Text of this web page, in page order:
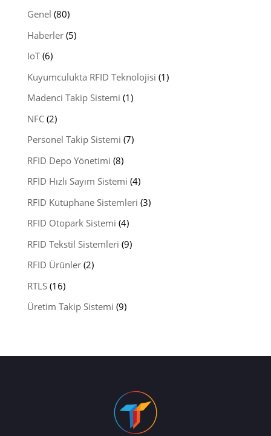
Genel (80)
Haberler(5)
IoT(6)
Kuyumculukta RFID Teknolojisi (1)
Madenci Takip Sistemi (1)
NFC(2)
Personel Takip Sistemi (7)
RFID Depo Yönetimi (8)
RFID Hızlı Sayım Sistemi (4)
RFID Kütüphane Sistemleri (3)
RFID Otopark Sistemi (4)
RFID Tekstil Sistemleri (9)
RFID Ürünler(2)
RTLS(16)
Üretim Takip Sistemi (9)